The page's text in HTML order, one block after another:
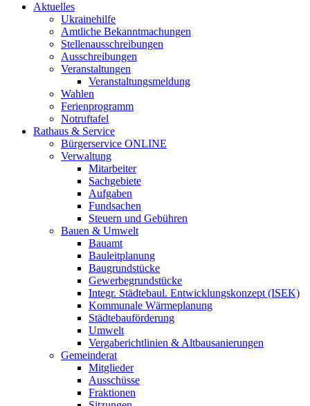
Aktuelles
Ukrainehilfe
Amtliche Bekanntmachungen
Stellenausschreibungen
Ausschreibungen
Veranstaltungen
Veranstaltungsmeldung
Wahlen
Ferienprogramm
Notruftafel
Rathaus & Service
Bürgerservice ONLINE
Verwaltung
Mitarbeiter
Sachgebiete
Aufgaben
Fundsachen
Steuern und Gebühren
Bauen & Umwelt
Bauamt
Bauleitplanung
Baugrundstücke
Gewerbegrundstücke
Integr. Städtebaul. Entwicklungskonzept (ISEK)
Kommunale Wärmeplanung
Städtebauförderung
Umwelt
Vergaberichtlinien & Altbausanierungen
Gemeinderat
Mitglieder
Ausschüsse
Fraktionen